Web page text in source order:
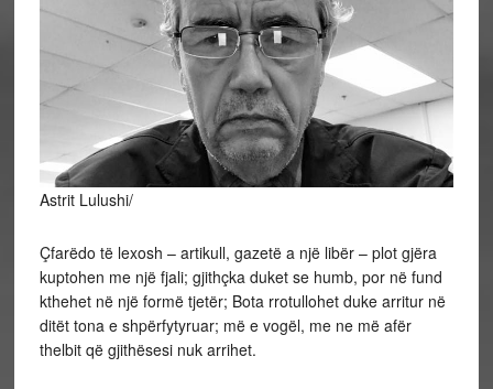
Astrit Lulushi/
Çfarëdo të lexosh – artikull, gazetë a një libër – plot gjëra
kuptohen me një fjali; gjithçka duket se humb, por në fund
kthehet në një formë tjetër; Bota rrotullohet duke arritur në
ditët tona e shpërfytyruar; më e vogël, me ne më afër
thelbit që gjithësesi nuk arrihet.